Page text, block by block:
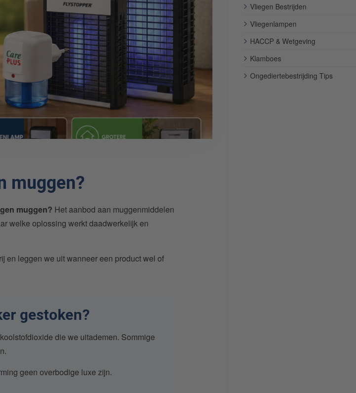
muggen?
muggen? Het aanbod aan muggenmiddelen
welke oplossing werkt daadwerkelijk en
en leggen we uit wanneer een product wel of
gestoken?
die we uitademen. Sommige
geen overbodige luxe zijn.
Vliegen Bestrijden
Vliegenlampen
HACCP & Wetgeving
Klamboes
Ongediertebestrijding Tips